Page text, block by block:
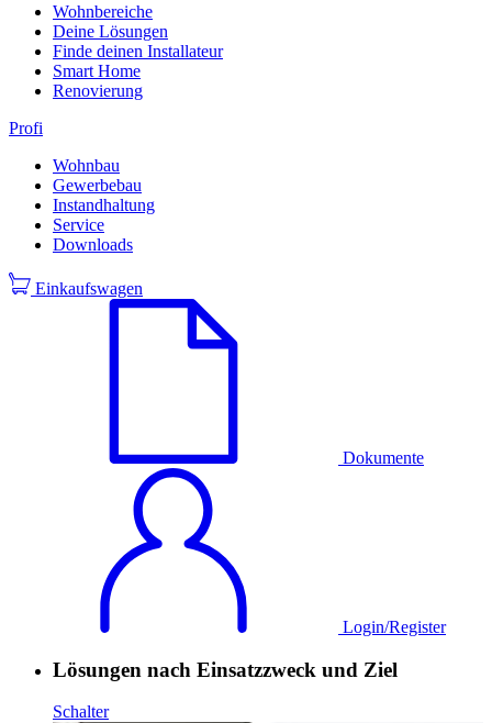
Wohnbereiche
Deine Lösungen
Finde deinen Installateur
Smart Home
Renovierung
Profi
Wohnbau
Gewerbebau
Instandhaltung
Service
Downloads
Einkaufswagen
Dokumente
Login/Register
Lösungen nach Einsatzzweck und Ziel
Schalter